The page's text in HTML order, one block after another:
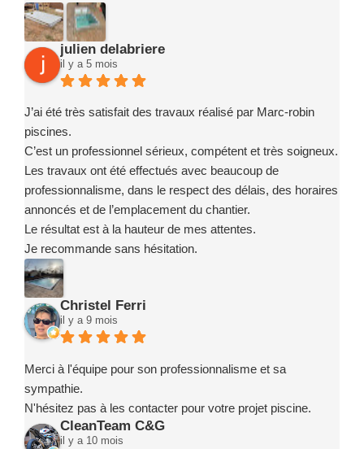
julien delabriere
il y a 5 mois
J’ai été très satisfait des travaux réalisé par Marc-robin
piscines.
C’est un professionnel sérieux, compétent et très soigneux.
Les travaux ont été effectués avec beaucoup de
professionnalisme, dans le respect des délais, des horaires
annoncés et de l’emplacement du chantier.
Le résultat est à la hauteur de mes attentes.
Je recommande sans hésitation.
Christel Ferri
il y a 9 mois
Merci à l'équipe pour son professionnalisme et sa
sympathie.
N'hésitez pas à les contacter pour votre projet piscine.
CleanTeam C&G
il y a 10 mois